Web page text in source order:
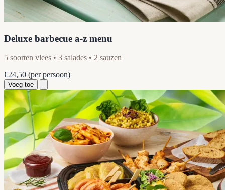
Deluxe barbecue a-z menu
5 soorten vlees • 3 salades • 2 sauzen
€24,50 (per persoon)
Voeg toe